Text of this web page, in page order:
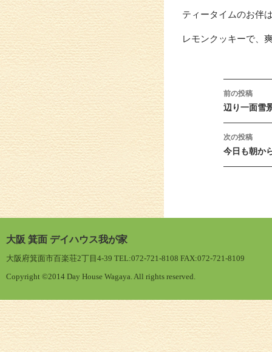
ティータイムのお伴
レモンクッキーで、
投稿
前の投稿
辺り一面雪
次の投稿
今日も朝か
大阪 箕面 デイハウス我が家
大阪府箕面市百楽荘2丁目4-39 TEL:072-721-8108 FAX:072-721-8109
Copyright ©2014 Day House Wagaya. All rights reserved.